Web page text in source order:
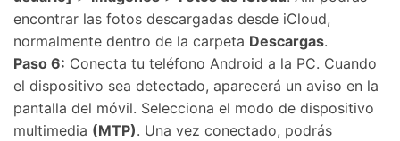
encontrar las fotos descargadas desde iCloud,
normalmente dentro de la carpeta Descargas.
Paso 6: Conecta tu teléfono Android a la PC. Cuando
el dispositivo sea detectado, aparecerá un aviso en la
pantalla del móvil. Selecciona el modo de dispositivo
multimedia (MTP). Una vez conectado, podrás